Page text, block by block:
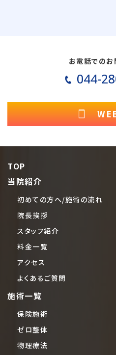
お電話での
044-
TOP
当院紹介
初めての方へ/施術の流れ
院長挨拶
スタッフ紹介
料金一覧
アクセス
よくあるご質問
施術一覧
保険施術
ゼロ整体
物理療法